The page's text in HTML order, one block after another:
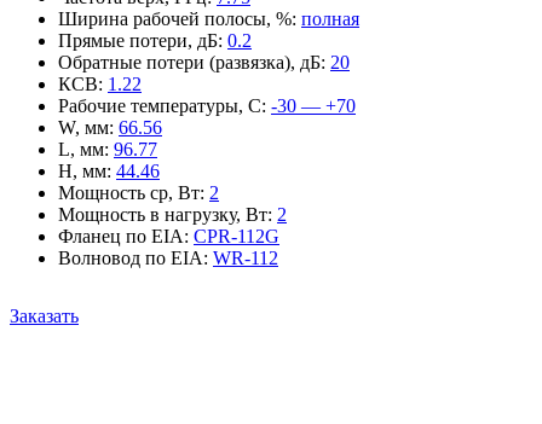
Ширина рабочей полосы, %: полная
Прямые потери, дБ: 0.2
Обратные потери (развязка), дБ: 20
КСВ: 1.22
Рабочие температуры, С: -30 — +70
W, мм: 66.56
L, мм: 96.77
H, мм: 44.46
Мощность ср, Вт: 2
Мощность в нагрузку, Вт: 2
Фланец по EIA: CPR-112G
Волновод по EIA: WR-112
Заказать